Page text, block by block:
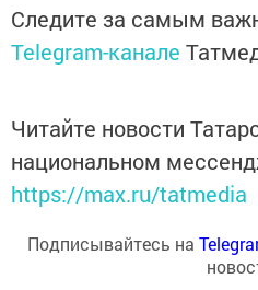
Следите за самым
Telegram-канале
Читайте новости
национальном
https://max.ru/tatmedia
Подписывайтесь на